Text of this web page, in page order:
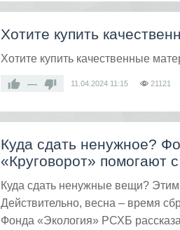
Хотите купить
Хотите купить качественные
— 11.04.2024 11:15 21121
Куда сдать ненужное?
«Круговорот» помогают
Куда сдать ненужные вещи?
Действительно, весна – время
Фонда «Экология» РСХБ